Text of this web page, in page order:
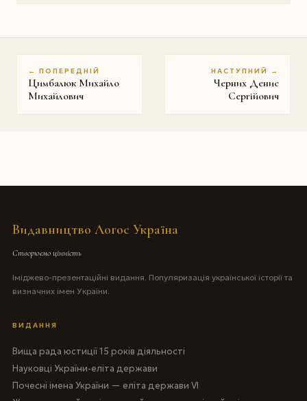
← ПОПЕРЕДНІЙ
Цимбалюк Михайло
Михайлович
НАСТУПНИЙ →
Черних Денис
Сергійович
Видавництво Логос Україна
Створюємо цінність
Іміджево-презентаційні видання. Популяризація української історії та
визначних імен України.
ВИДАННЯ
Вища рада юстиції 15 років діяльності
Науковці України-еліта держави
Почесні імена України — еліта держави VI